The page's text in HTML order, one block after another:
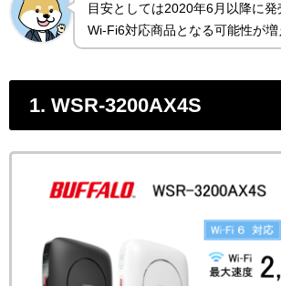
目安としては2020年6月以降に発
Wi-Fi6対応商品となる可能性が増
1. WSR-3200AX4S